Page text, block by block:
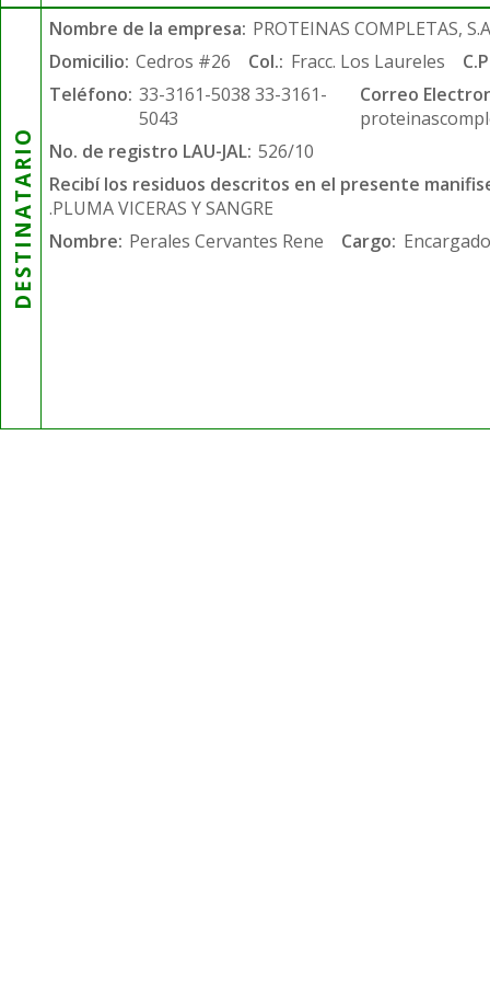
DESTINATARIO
Nombre de la empresa: PROTEINAS COMPLETAS,
Domicilio: Cedros #26 Col.: Fracc. Los Laureles
Teléfono: 33-3161-5038 33-3161-
5043
Correo
No. de registro LAU-JAL: 526/10
Recibí los residuos descritos en el presente
.PLUMA VICERAS Y SANGRE
Nombre: Perales Cervantes Rene Cargo: